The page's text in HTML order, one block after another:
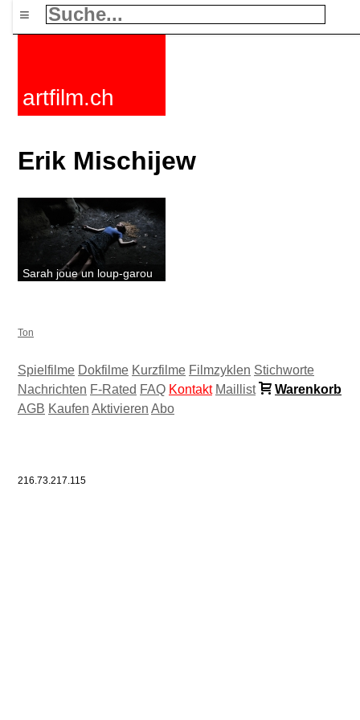
≡
artfilm.ch
Erik Mischijew
Sarah joue un loup-garou
Ton
Spielfilme Dokfilme Kurzfilme Filmzyklen Stichworte
Nachrichten F-Rated FAQ Kontakt Maillist
Warenkorb
AGB Kaufen Aktivieren Abo
216.73.217.115